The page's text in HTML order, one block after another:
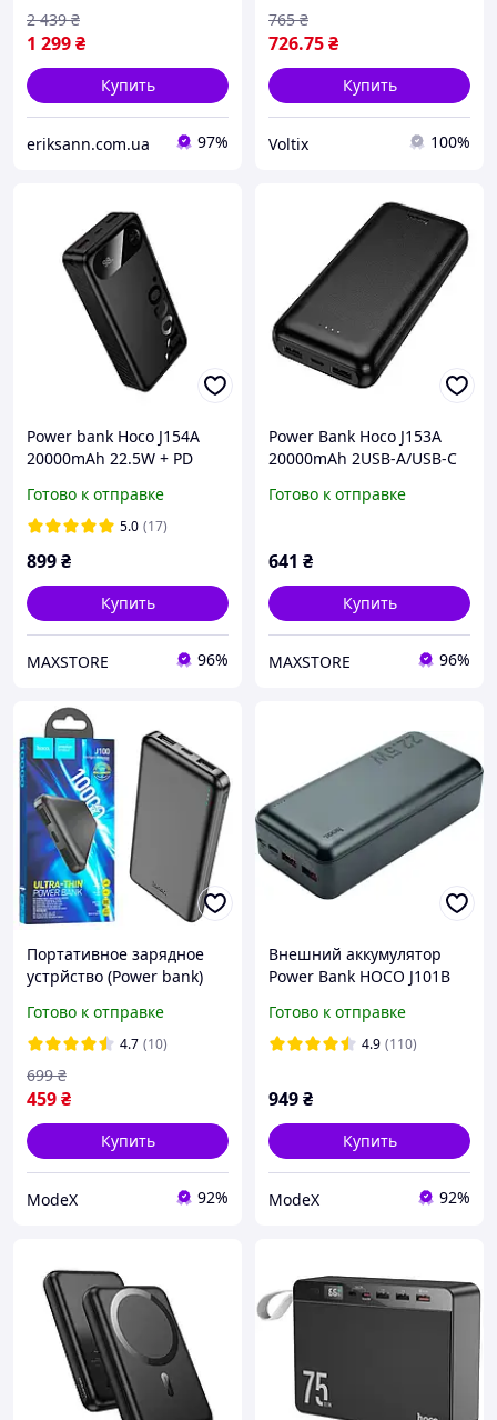
1 299₴
2 439 ₴
Купить
eriksann.com.ua 97%
726.75₴
765 ₴
Купить
Voltix 100%
Power bank Hoco J154A
20000mAh 22.5W + PD
Готово к отправке
5.0 (17)
899₴
Купить
MAXSTORE 96%
Power Bank Hoco J153A
20000mAh 2USB-A/USB-C
мес
Готово к отправке
641 ₴
Купить
MAXSTORE 96%
Портативное зарядное
устрйство (Power bank)
черный, павер банк
Готово к отправке
4.7 (10)
459₴
699 ₴
Купить
ModeX 92%
Внешний аккумулятор
Power Bank HOCO J101B
22.5W Черный
Готово к отправке
4.9 (110)
949₴
Купить
ModeX 92%